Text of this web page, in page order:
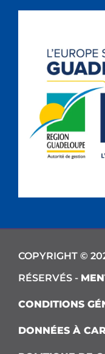
COPYRIGHT ©
RÉSERVÉS -
CONDITIONS
DONNÉES À